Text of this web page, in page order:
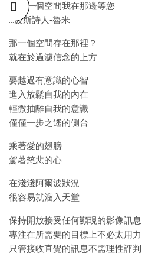
還有一個空間我在那邊等您
…波斯詩人-魯米
那一個空間存在那裡？
就在於過濾信念的上方
要越過有意識的心智
進入放鬆自我的內在
輕微抽離自我的意識
僅僅一步之遙的側台
乘著愛的翅膀
駕著慈悲的心
在淺淺阿爾波狀況
很容易就溜入天堂
保持開放接受任何顯現的影像訊息
專注在所需要的目標上不必太用力
只管接收直覺的訊息不需理性評判